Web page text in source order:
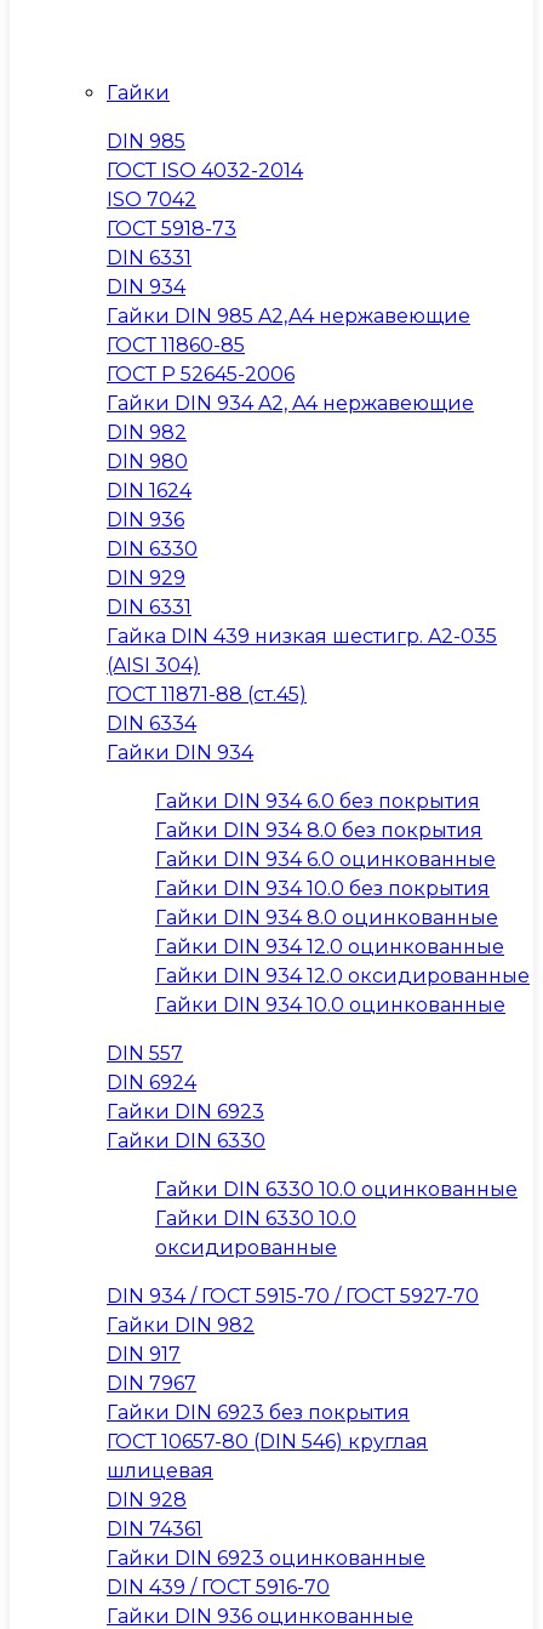
Гайки
DIN 985
ГОСТ ISO 4032-2014
ISO 7042
ГОСТ 5918-73
DIN 6331
DIN 934
Гайки DIN 985 A2,A4 нержавеющие
ГОСТ 11860-85
ГОСТ Р 52645-2006
Гайки DIN 934 A2, A4 нержавеющие
DIN 982
DIN 980
DIN 1624
DIN 936
DIN 6330
DIN 929
DIN 6331
Гайка DIN 439 низкая шестигр. A2-035
(AISI 304)
ГОСТ 11871-88 (ст.45)
DIN 6334
Гайки DIN 934
Гайки DIN 934 6.0 без покрытия
Гайки DIN 934 8.0 без покрытия
Гайки DIN 934 6.0 оцинкованные
Гайки DIN 934 10.0 без покрытия
Гайки DIN 934 8.0 оцинкованные
Гайки DIN 934 12.0 оцинкованные
Гайки DIN 934 12.0 оксидированные
Гайки DIN 934 10.0 оцинкованные
DIN 557
DIN 6924
Гайки DIN 6923
Гайки DIN 6330
Гайки DIN 6330 10.0 оцинкованные
Гайки DIN 6330 10.0
оксидированные
DIN 934 / ГОСТ 5915-70 / ГОСТ 5927-70
Гайки DIN 982
DIN 917
DIN 7967
Гайки DIN 6923 без покрытия
ГОСТ 10657-80 (DIN 546) круглая
шлицевая
DIN 928
DIN 74361
Гайки DIN 6923 оцинкованные
DIN 439 / ГОСТ 5916-70
Гайки DIN 936 оцинкованные